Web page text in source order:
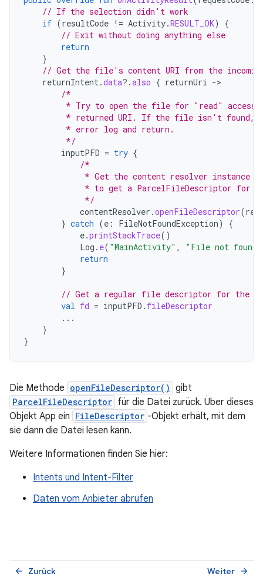
// If the selection didn't work
if (resultCode != Activity.RESULT_OK)
{
// Exit without doing anything else
return
}
// Get the file's content URI from the
returnIntent.data?.also { returnUri -
/*
* Try to open the file for "read" access
* returned URI. If the file isn't found,
         * error log and return.
         */
inputPFD = try {
/*
* Get the content resolver instance
* to get a ParcelFileDescriptor for
             */
contentResolver .openFileDescriptor(
} catch (e : FileNotFoundException)
{
e.printStackTrace()
Log . e( "MainActivity" ,
"File not
return
}
// Get a regular file descriptor for the
val fd = inputPFD . fileDescriptor
...
}
}
Die Methode openFileDescriptor() gibt
ParcelFileDescriptor für die Datei zurück. Über dieses
Objekt App ein FileDescriptor -Objekt erhält, mit dem
sie dann die Datei lesen kann.
Weitere Informationen finden Sie hier:
Intents und Intent-Filter
Daten vom Anbieter abrufen
Zurück
arrow_back Weiter arrow_forward